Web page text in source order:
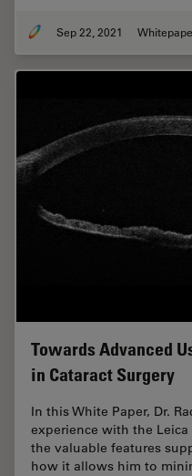
Sep 22, 2021
Towards Advanced
in Cataract Surgery
In this White Paper, Dr.
experience with the Leica
the valuable features
how it allows him to